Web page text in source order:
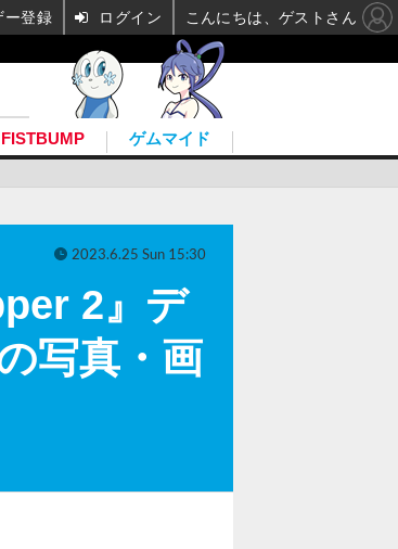
FISTBUMP ゲムマイド
2』デ
写真・画
2023.6.25 Sun 15:30
ー登録 ログイン こんにちは、ゲストさん